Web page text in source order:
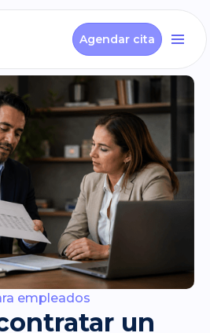
Agendar cita
empleados
un